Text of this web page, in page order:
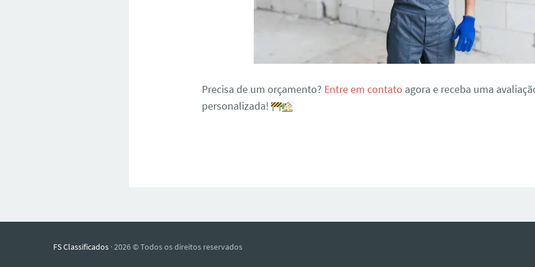
Precisa de um orçamento? Entre em contato agora e receba uma
personalizada!
FS Classificados· 2026 © Todos os direitos reservados